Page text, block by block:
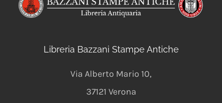
Libreria Bazzani Stampe Antiche
Via Alberto Mario 10,
37121 Verona